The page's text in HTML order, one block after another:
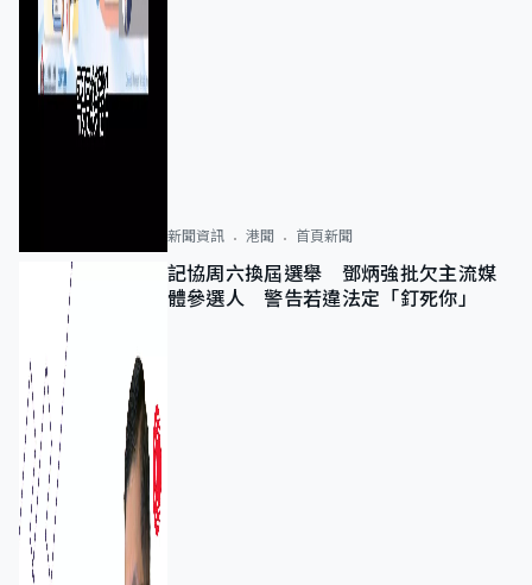
新聞資訊 港聞 首頁新聞
記協周六換屆選舉 鄧炳強批欠主流媒
體參選人 警告若違法定「釘死你」